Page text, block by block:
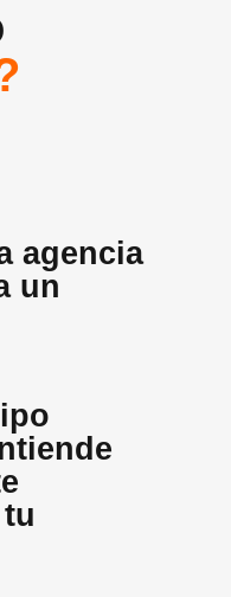
agencia
un